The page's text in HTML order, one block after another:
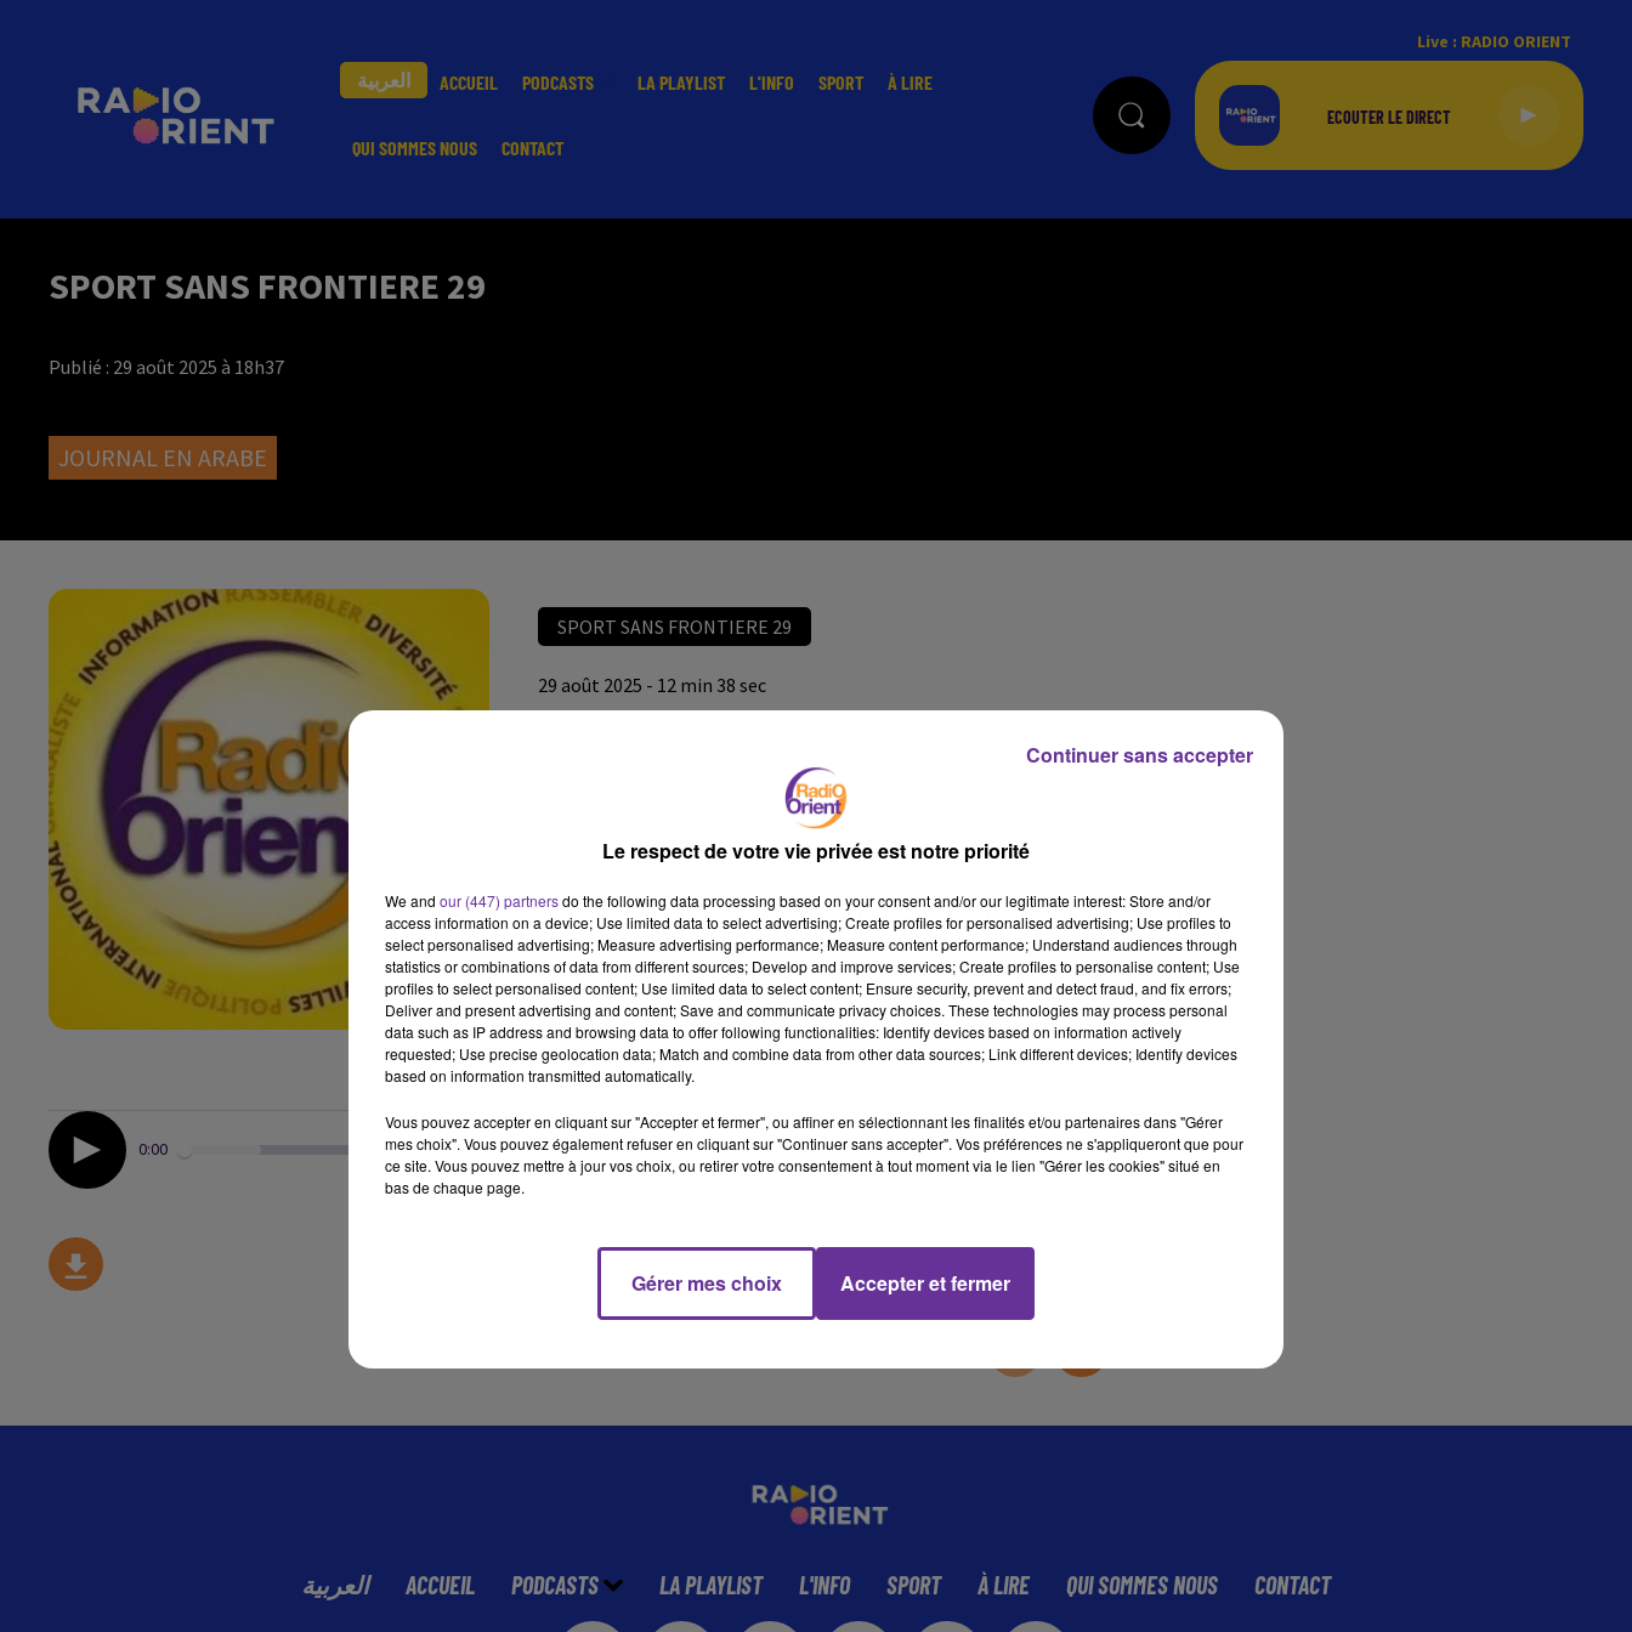
العربية ACCUEIL PODCASTS LA PLAYLIST L'INFO SPORT À LIRE
QUI SOMMES NOUS CONTACT
Live : RADIO ORIENT
SPORT SANS FRONTIERE 29
Publié : 29 août 2025 à 18h37
JOURNAL EN ARABE
SPORT SANS FRONTIERE 29
29 août 2025 - 12 min 38 sec
SPORT SANS FRONTIERE 29
0:00 12 min 38 sec
العربية ACCUEIL PODCASTS LA PLAYLIST L'INFO SPORT À LIRE QUI SOMMES NOUS CONTACT
Le respect de votre vie privée est notre priorité
We and our (447) partnersdo the following data processing based on your consent and/or our legitimate interest: Store and/or
access information on a device; Use limited data to select advertising; Create profiles for personalised advertising; Use profiles to
select personalised advertising; Measure advertising performance; Measure content performance; Understand audiences through
statistics or combinations of data from different sources; Develop and improve services; Create profiles to personalise content; Use
profiles to select personalised content; Use limited data to select content; Ensure security, prevent and detect fraud, and fix errors;
Deliver and present advertising and content; Save and communicate privacy choices. These technologies may process personal
data such as IP address and browsing data to offer following functionalities: Identify devices based on information actively
requested; Use precise geolocation data; Match and combine data from other data sources; Link different devices; Identify devices
based on information transmitted automatically.
Vous pouvez accepter en cliquant sur "Accepter et fermer", ou affiner en sélectionnant les finalités et/ou partenaires dans "Gérer
mes choix". Vous pouvez également refuser en cliquant sur "Continuer sans accepter". Vos préférences ne s'appliqueront que pour
ce site. Vous pouvez mettre à jour vos choix, ou retirer votre consentement à tout moment via le lien "Gérer les cookies" situé en
bas de chaque page.
Gérer mes choix Accepter et fermer
Continuer sans accepter